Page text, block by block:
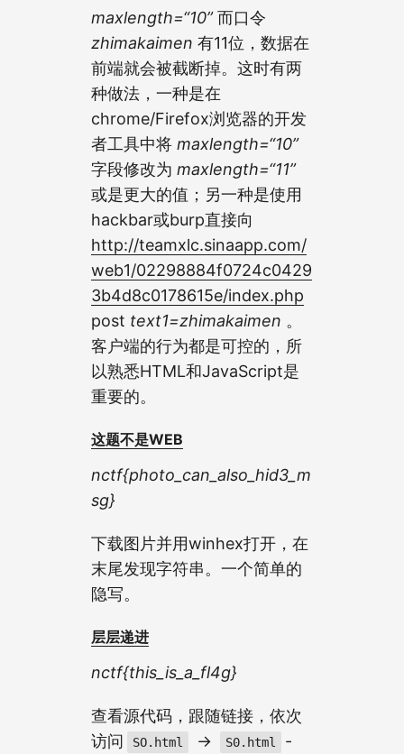
maxlength=“10”而口令
zhimakaimen 有11位，数据在
前端就会被截断掉。这时有两
种做法，一种是在
chrome/Firefox浏览器的开发
者工具中将 maxlength=“10”
字段修改为 maxlength=“11”
或是更大的值；另一种是使用
hackbar或burp直接向
http://teamxlc.sinaapp.com/
web1/02298884f0724c0429
3b4d8c0178615e/index.php
post text1=zhimakaimen 。
客户端的行为都是可控的，所
以熟悉HTML和JavaScript是
重要的。
这题不是WEB
nctf{photo_can_also_hid3_m
sg}
下载图片并用winhex打开，在
末尾发现字符串。一个简单的
隐写。
层层递进
nctf{this_is_a_fl4g}
查看源代码，跟随链接，依次
访问
SO.html -> S0.html -